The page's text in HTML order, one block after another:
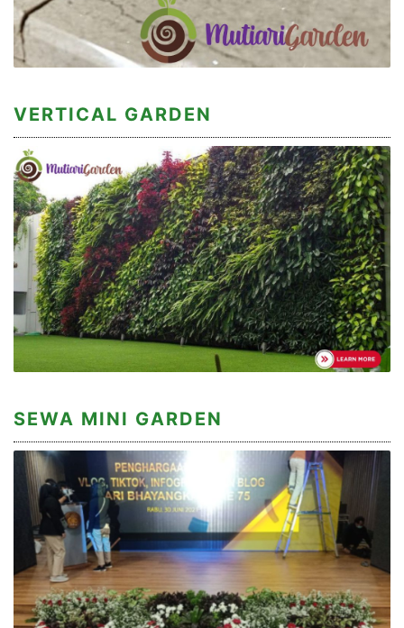
VERTICAL GARDEN
SEWA MINI GARDEN